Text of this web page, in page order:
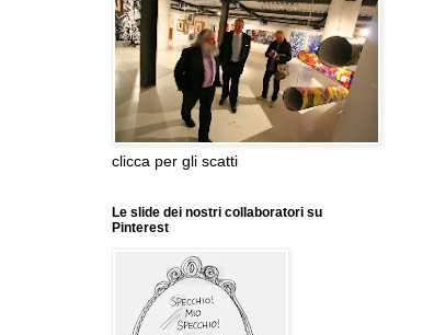
clicca per gli scatti
Le slide dei nostri collaboratori su
Pinterest